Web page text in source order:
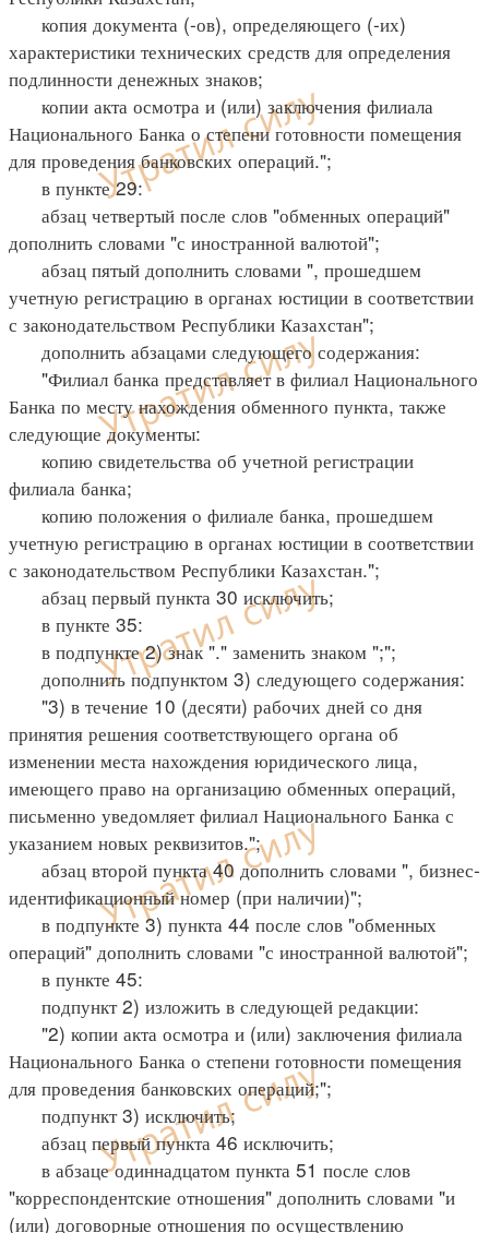
копия документа (-ов), определяющего (-их)
характеристики технических средств для определения
подлинности денежных знаков;
копии акта осмотра и (или) заключения филиала
Национального Банка о степени готовности помещения
для проведения банковских операций.";
в пункте 29:
абзац четвертый после слов "обменных операций"
дополнить словами "с иностранной валютой";
абзац пятый дополнить словами ", прошедшем
учетную регистрацию в органах юстиции в соответствии
с законодательством Республики Казахстан";
дополнить абзацами следующего содержания:
"Филиал банка представляет в филиал Национального
Банка по месту нахождения обменного пункта, также
следующие документы:
копию свидетельства об учетной регистрации
филиала банка;
копию положения о филиале банка, прошедшем
учетную регистрацию в органах юстиции в соответствии
с законодательством Республики Казахстан.";
абзац первый пункта 30 исключить;
в пункте 35:
в подпункте 2) знак "." заменить знаком ";";
дополнить подпунктом 3) следующего содержания:
"3) в течение 10 (десяти) рабочих дней со дня
принятия решения соответствующего органа об
изменении места нахождения юридического лица,
имеющего право на организацию обменных операций,
письменно уведомляет филиал Национального Банка с
указанием новых реквизитов.";
абзац второй пункта 40 дополнить словами ", бизнес-
идентификационный номер (при наличии)";
в подпункте 3) пункта 44 после слов "обменных
операций" дополнить словами "с иностранной валютой";
в пункте 45:
подпункт 2) изложить в следующей редакции:
"2) копии акта осмотра и (или) заключения филиала
Национального Банка о степени готовности помещения
для проведения банковских операций;";
подпункт 3) исключить;
абзац первый пункта 46 исключить;
в абзаце одиннадцатом пункта 51 после слов
"корреспондентские отношения" дополнить словами "и
(или) договорные отношения по осуществлению